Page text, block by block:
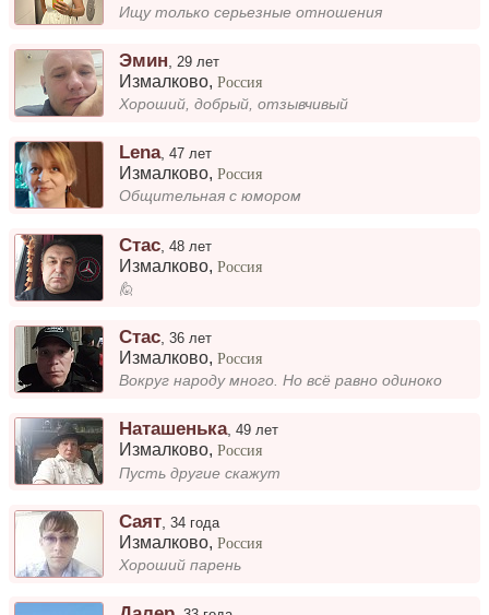
Ищу только серьезные отношения
Эмин 29 лет
Измалково,Россия
Хороший, добрый, отзывчивый
Lena,47 лет
Измалково,Россия
Общительная с юмором
Стас ,48 лет
Измалково,Россия
🙋
Стас ,36 лет
Измалково,Россия
Вокруг народу много. Но всё равно одиноко
Наташенька,49 лет
Измалково,Россия
Пусть другие скажут
Саят ,34 года
Измалково,Россия
Хороший парень